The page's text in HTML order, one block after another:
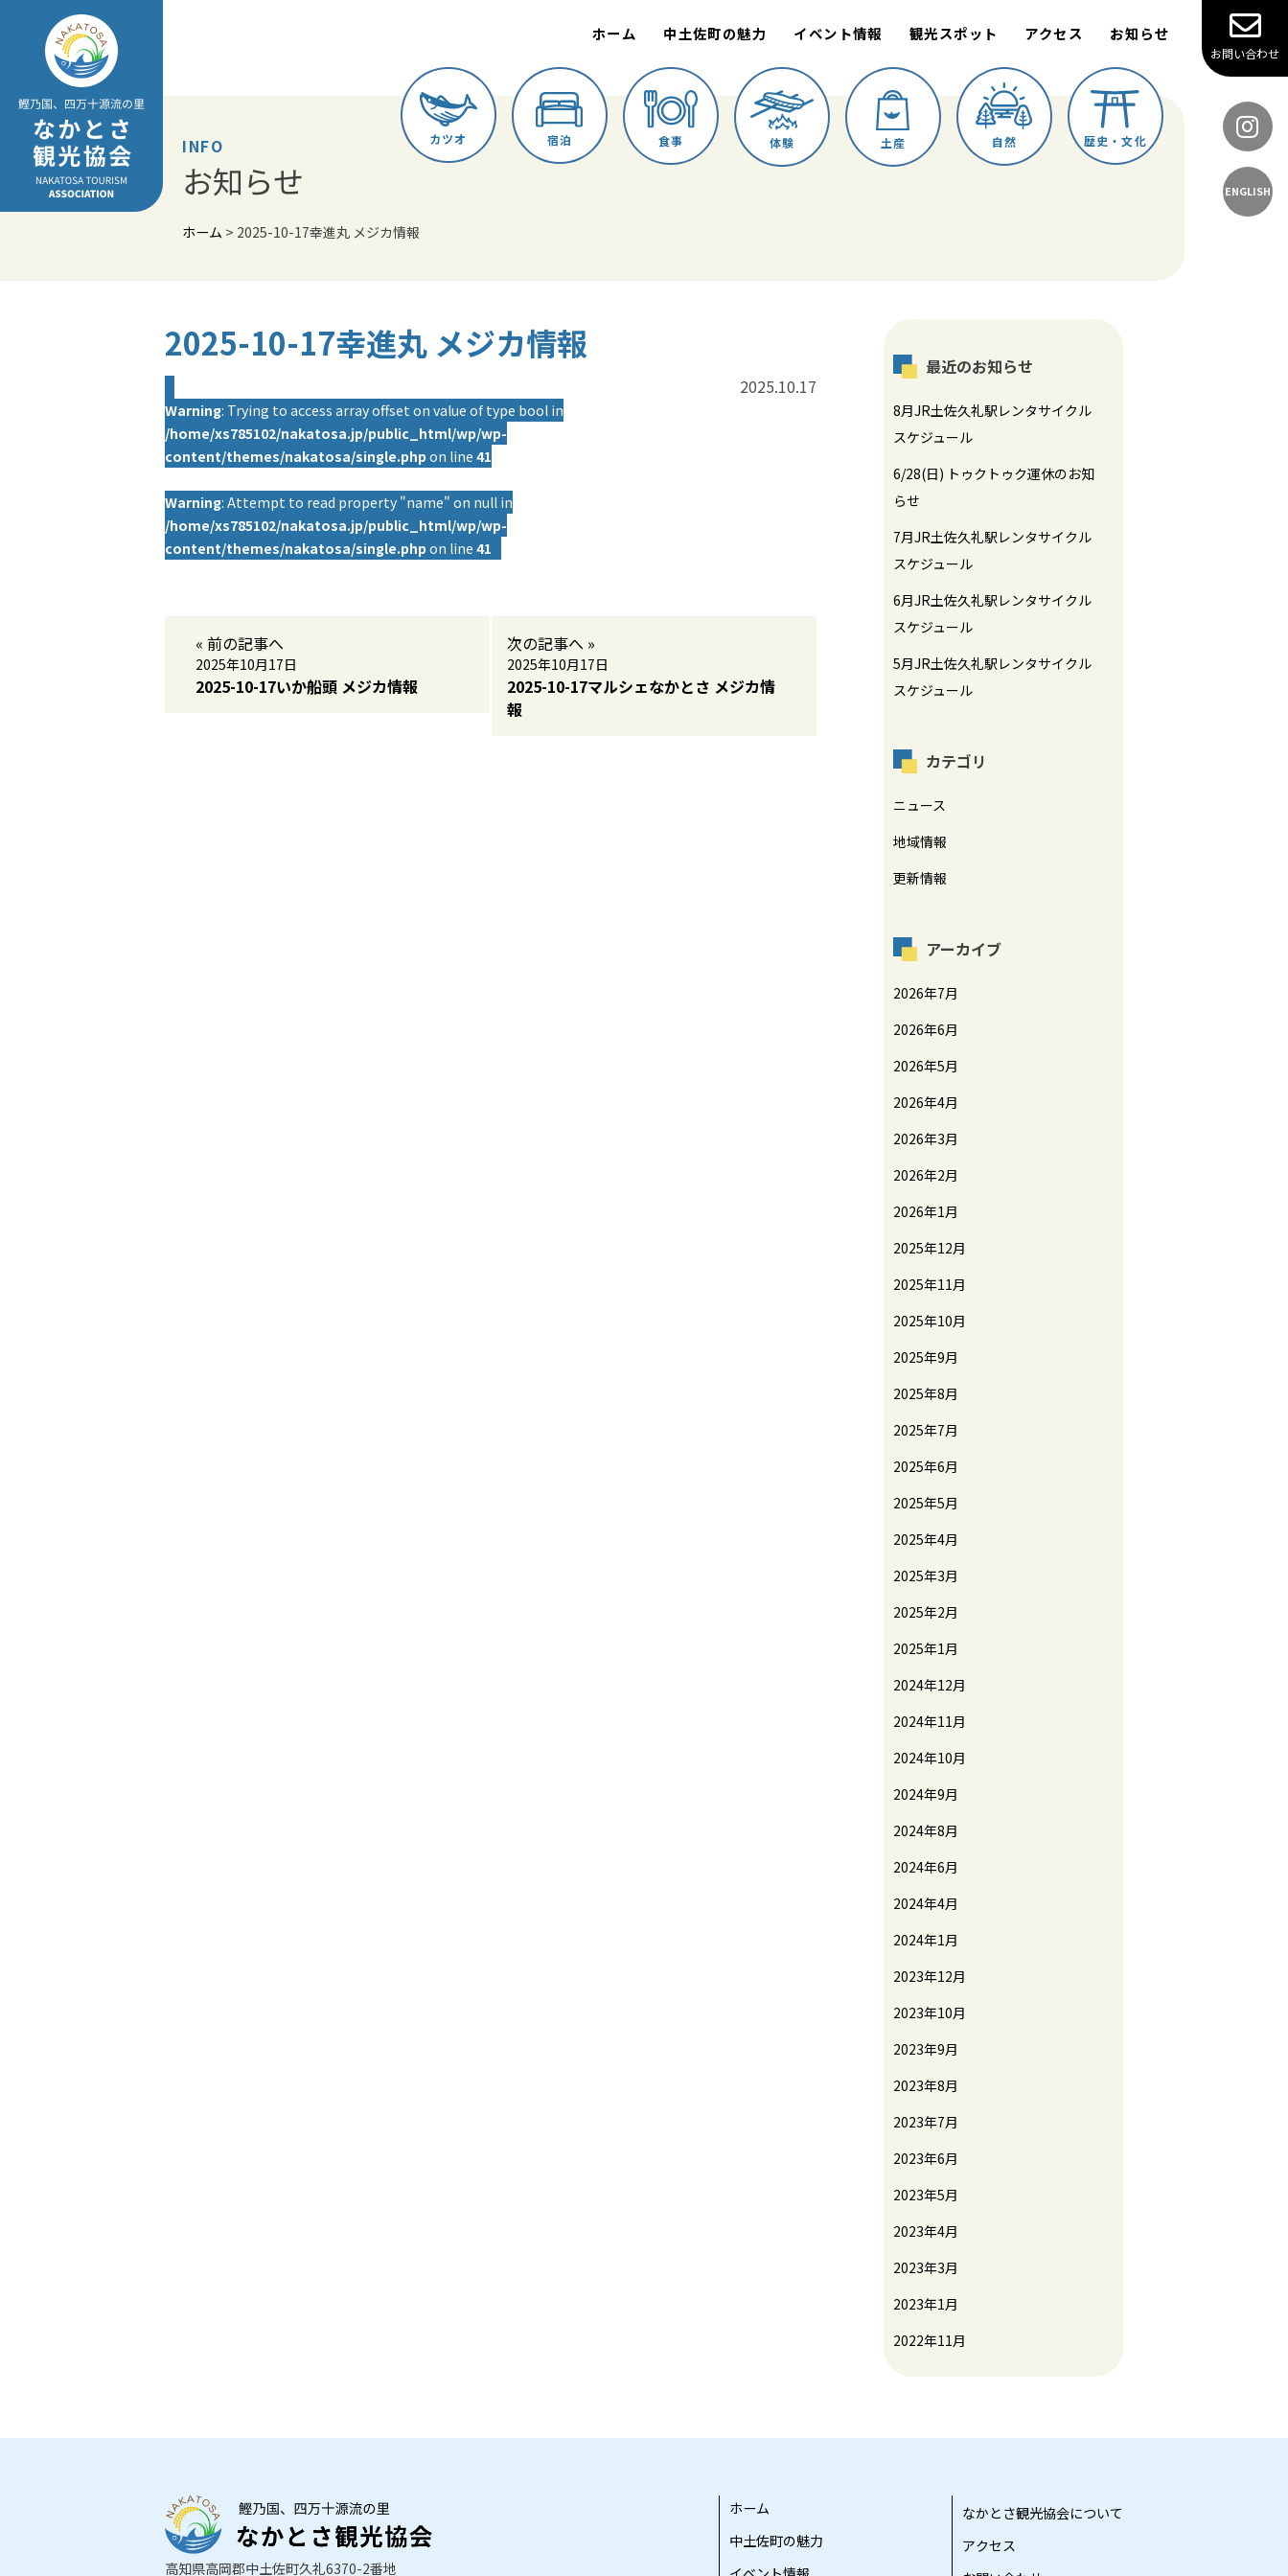
content
ホーム 中土佐町の魅力 イベント情報 観光スポット アクセス お知らせ
お問い合わせ
ENGLISH
カツオ 宿泊 食事 体験 土産 自然 歴史・文化
INFO
お知らせ
ホーム > 2025-10-17幸進丸 メジカ情報
2025-10-17幸進丸 メジカ情報
Warning: Trying to access array offset on value of type bool in
/home/xs785102/nakatosa.jp/public_html/wp/wp-
content/themes/nakatosa/single.php on line 41
Warning: Attempt to read property "name" on null in
/home/xs785102/nakatosa.jp/public_html/wp/wp-
content/themes/nakatosa/single.php on line 41
2025.10.17
« 前の記事へ
2025年10月17日
2025-10-17いか船頭 メジカ情報
次の記事へ »
2025年10月17日
2025-10-17マルシェなかとさ メジカ情
報
最近のお知らせ
8月JR土佐久礼駅レンタサイクル
スケジュール
6/28(日) トゥクトゥク運休のお知
らせ
7月JR土佐久礼駅レンタサイクル
スケジュール
6月JR土佐久礼駅レンタサイクル
スケジュール
5月JR土佐久礼駅レンタサイクル
スケジュール
カテゴリ
ニュース
地域情報
更新情報
アーカイブ
2026年7月
2026年6月
2026年5月
2026年4月
2026年3月
2026年2月
2026年1月
2025年12月
2025年11月
2025年10月
2025年9月
2025年8月
2025年7月
2025年6月
2025年5月
2025年4月
2025年3月
2025年2月
2025年1月
2024年12月
2024年11月
2024年10月
2024年9月
2024年8月
2024年6月
2024年4月
2024年1月
2023年12月
2023年10月
2023年9月
2023年8月
2023年7月
2023年6月
2023年5月
2023年4月
2023年3月
2023年1月
2022年11月
高知県高岡郡中土佐町久礼6370-2番地
ホーム
中土佐町の魅力
なかとさ観光協会について
アクセス